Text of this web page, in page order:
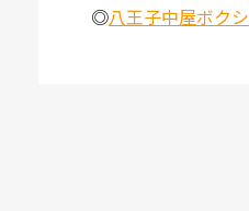
◎八王子中屋ボク